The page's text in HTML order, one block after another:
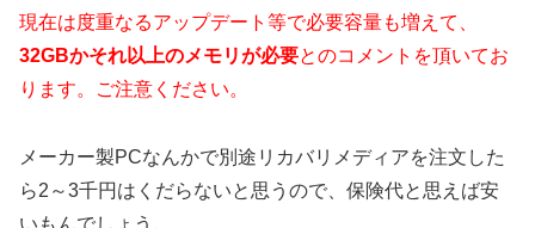
現在は度重なるアップデート等で必要容量も増えて、
32GBかそれ以上のメモリが必要とのコメントを頂いてお
ります。ご注意ください。
メーカー製PCなんかで別途リカバリメディアを注文した
ら2～3千円はくだらないと思うので、保険代と思えば安
いもんでしょう。